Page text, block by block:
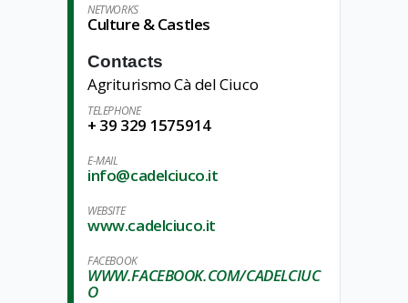
NETWORKS
Culture & Castles
Contacts
Agriturismo Cà del Ciuco
TELEPHONE
+ 39 329 1575914
E-MAIL
info@cadelciuco.it
WEBSITE
www.cadelciuco.it
FACEBOOK
WWW.FACEBOOK.COM/CADELCIUC
O